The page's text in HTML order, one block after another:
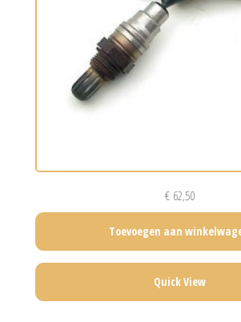
€62,50
Toevoegen aan
Quick View